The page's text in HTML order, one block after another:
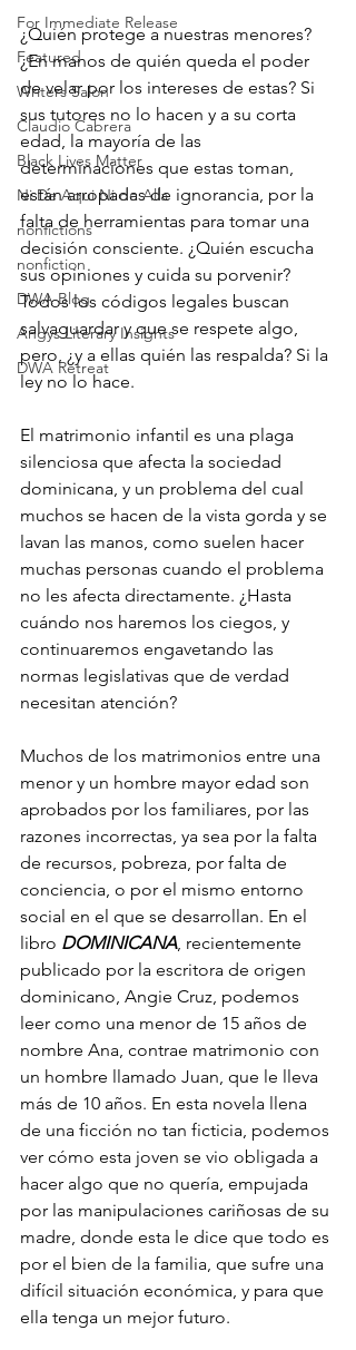
For Immediate Release
Featured
Writers Salon
Claudio Cabrera
Black Lives Matter
Ni De Aqui Ni de Alla
nonfictions
nonfiction
DWA Blog
Angys Literary Insights
DWA Retreat
¿Quién protege a nuestras menores?
¿En manos de quién queda el poder
de velar por los intereses de estas? Si
sus tutores no lo hacen y a su corta
edad, la mayoría de las
determinaciones que estas toman,
están arropadas de ignorancia, por la
falta de herramientas para tomar una
decisión consciente. ¿Quién escucha
sus opiniones y cuida su porvenir?
Todos los códigos legales buscan
salvaguardar y que se respete algo,
pero, ¿y a ellas quién las respalda? Si la
ley no lo hace.
El matrimonio infantil es una plaga
silenciosa que afecta la sociedad
dominicana, y un problema del cual
muchos se hacen de la vista gorda y se
lavan las manos, como suelen hacer
muchas personas cuando el problema
no les afecta directamente. ¿Hasta
cuándo nos haremos los ciegos, y
continuaremos engavetando las
normas legislativas que de verdad
necesitan atención?
Muchos de los matrimonios entre una
menor y un hombre mayor edad son
aprobados por los familiares, por las
razones incorrectas, ya sea por la falta
de recursos, pobreza, por falta de
conciencia, o por el mismo entorno
social en el que se desarrollan. En el
libro DOMINICANA, recientemente
publicado por la escritora de origen
dominicano, Angie Cruz, podemos
leer como una menor de 15 años de
nombre Ana, contrae matrimonio con
un hombre llamado Juan, que le lleva
más de 10 años. En esta novela llena
de una ficción no tan ficticia, podemos
ver cómo esta joven se vio obligada a
hacer algo que no quería, empujada
por las manipulaciones cariñosas de su
madre, donde esta le dice que todo es
por el bien de la familia, que sufre una
difícil situación económica, y para que
ella tenga un mejor futuro.